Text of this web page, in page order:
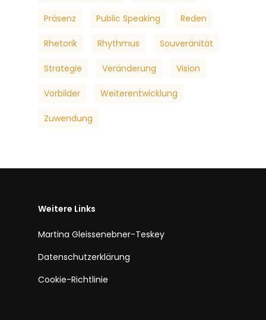
Präsenz Public Speaking Reden
Rhetorik Rhythmus Souveränität
Strategie Veränderung Vision
Vorbilder Weiterentwicklung
Zuwendung
Weitere Links
Martina Gleissenebner-Teskey
Datenschutzerklärung
Cookie-Richtlinie